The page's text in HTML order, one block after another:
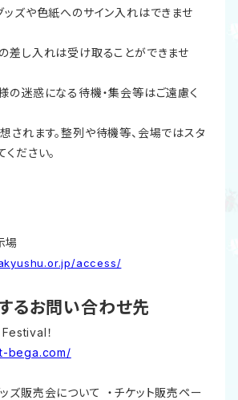
ッズや色紙へのサイン入れはできませ
差し入れは受け取ることができませ
の迷惑になる待機・集会等はご遠慮く
されます。整列や待機等、会場ではスタ
ださい。
場
access/
るお問い合わせ先
！
bega.com/
ズ販売会について ・チケット販売ペー